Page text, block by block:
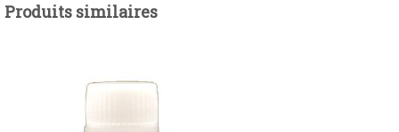
Produits similaires